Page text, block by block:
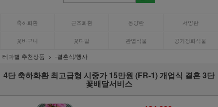
축하화환 근조화환 동양란 서양란
꽃바구니 꽃다발 관엽식물 공기정화식물
테마별 추천상품 -결혼식/행사
4단 축하화환 최고급형 시중가 15만원 (FR-1) 개업식 결혼 3단
꽃배달서비스